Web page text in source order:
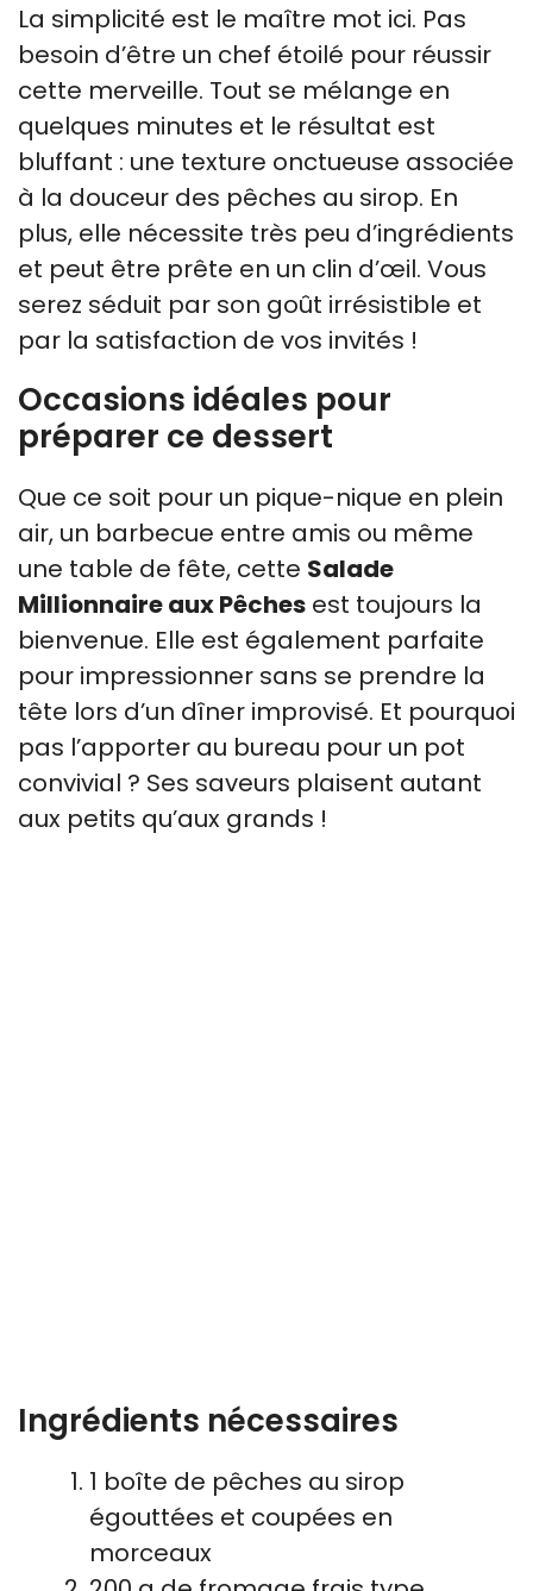
La simplicité est le maître mot ici. Pas
besoin d’être un chef étoilé pour réussir
cette merveille. Tout se mélange en
quelques minutes et le résultat est
bluffant : une texture onctueuse associée
à la douceur des pêches au sirop. En
plus, elle nécessite très peu d’ingrédients
et peut être prête en un clin d’œil. Vous
serez séduit par son goût irrésistible et
par la satisfaction de vos invités !
Occasions idéales pour
préparer ce dessert
Que ce soit pour un pique-nique en plein
air, un barbecue entre amis ou même
une table de fête, cette Salade
Millionnaire aux Pêches est toujours la
bienvenue. Elle est également parfaite
pour impressionner sans se prendre la
tête lors d’un dîner improvisé. Et pourquoi
pas l’apporter au bureau pour un pot
convivial ? Ses saveurs plaisent autant
aux petits qu’aux grands !
Ingrédients nécessaires
1 boîte de pêches au sirop
égouttées et coupées en
morceaux